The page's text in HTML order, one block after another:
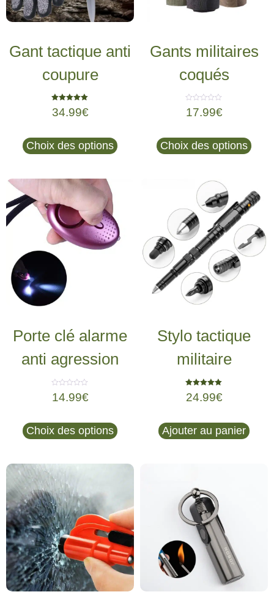
Gant tactique anti
coupure
Note
5.00
34.99€
Choix des options
Gants militaires
coqués
Note
017.99€
Choix des options
Porte clé alarme
anti agression
Note
014.99€
Choix des options
Stylo tactique
militaire
Note
5.00
24.99€
Ajouter au panier